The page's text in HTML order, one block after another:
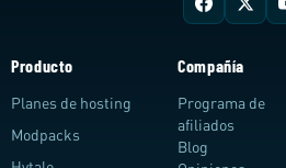
Producto
Planes de hosting
Modpacks
Compañía
Programa de
afiliados
Blog